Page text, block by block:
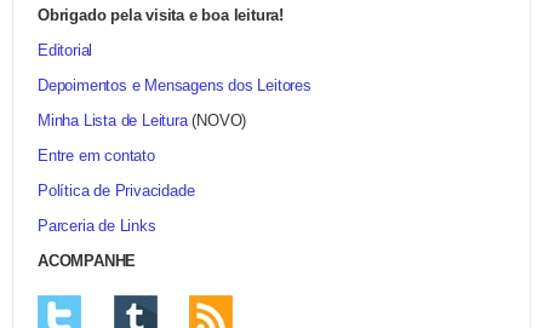
Obrigado pela visita e boa leitura!
Editorial
Depoimentos e Mensagens dos Leitores
Minha Lista de Leitura(NOVO)
Entre em contato
Política de Privacidade
Parceria de Links
ACOMPANHE